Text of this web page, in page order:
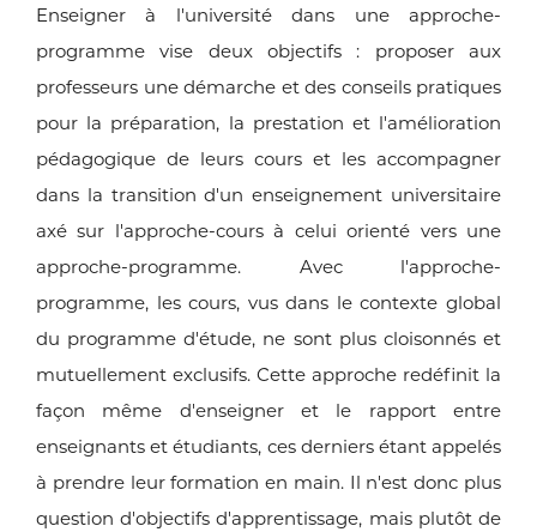
Enseigner à l'université dans une approche-
programme vise deux objectifs : proposer aux
professeurs une démarche et des conseils pratiques
pour la préparation, la prestation et l'amélioration
pédagogique de leurs cours et les accompagner
dans la transition d'un enseignement universitaire
axé sur l'approche-cours à celui orienté vers une
approche-programme. Avec l'approche-
programme, les cours, vus dans le contexte global
du programme d'étude, ne sont plus cloisonnés et
mutuellement exclusifs. Cette approche redéfinit la
façon même d'enseigner et le rapport entre
enseignants et étudiants, ces derniers étant appelés
à prendre leur formation en main. Il n'est donc plus
question d'objectifs d'apprentissage, mais plutôt de